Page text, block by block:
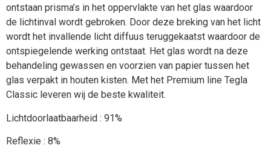
ontstaan prisma’s in het oppervlakte van het glas waardoor
de lichtinval wordt gebroken. Door deze breking van het licht
wordt het invallende licht diffuus teruggekaatst waardoor de
ontspiegelende werking ontstaat. Het glas wordt na deze
behandeling gewassen en voorzien van papier tussen het
glas verpakt in houten kisten. Met het Premium line Tegla
Classic leveren wij de beste kwaliteit.
Lichtdoorlaatbaarheid : 91%
Reflexie : 8%